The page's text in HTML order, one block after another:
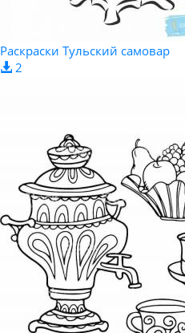
Раскраски Тульский самовар
2